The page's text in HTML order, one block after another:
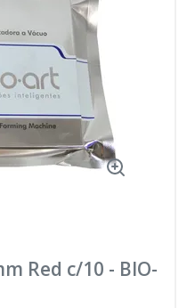
Red c/10 - BIO-